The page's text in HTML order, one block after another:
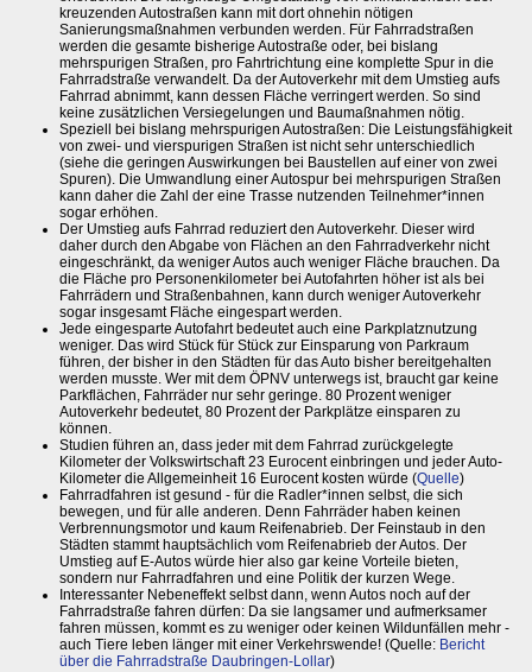
kreuzenden Autostraßen kann mit dort ohnehin nötigen
Sanierungsmaßnahmen verbunden werden. Für Fahrradstraßen
werden die gesamte bisherige Autostraße oder, bei bislang
mehrspurigen Straßen, pro Fahrtrichtung eine komplette Spur in die
Fahrradstraße verwandelt. Da der Autoverkehr mit dem Umstieg aufs
Fahrrad abnimmt, kann dessen Fläche verringert werden. So sind
keine zusätzlichen Versiegelungen und Baumaßnahmen nötig.
Speziell bei bislang mehrspurigen Autostraßen: Die Leistungsfähigkeit
von zwei- und vierspurigen Straßen ist nicht sehr unterschiedlich
(siehe die geringen Auswirkungen bei Baustellen auf einer von zwei
Spuren). Die Umwandlung einer Autospur bei mehrspurigen Straßen
kann daher die Zahl der eine Trasse nutzenden Teilnehmer*innen
sogar erhöhen.
Der Umstieg aufs Fahrrad reduziert den Autoverkehr. Dieser wird
daher durch den Abgabe von Flächen an den Fahrradverkehr nicht
eingeschränkt, da weniger Autos auch weniger Fläche brauchen. Da
die Fläche pro Personenkilometer bei Autofahrten höher ist als bei
Fahrrädern und Straßenbahnen, kann durch weniger Autoverkehr
sogar insgesamt Fläche eingespart werden.
Jede eingesparte Autofahrt bedeutet auch eine Parkplatznutzung
weniger. Das wird Stück für Stück zur Einsparung von Parkraum
führen, der bisher in den Städten für das Auto bisher bereitgehalten
werden musste. Wer mit dem ÖPNV unterwegs ist, braucht gar keine
Parkflächen, Fahrräder nur sehr geringe. 80 Prozent weniger
Autoverkehr bedeutet, 80 Prozent der Parkplätze einsparen zu
können.
Studien führen an, dass jeder mit dem Fahrrad zurückgelegte
Kilometer der Volkswirtschaft 23 Eurocent einbringen und jeder Auto-
Kilometer die Allgemeinheit 16 Eurocent kosten würde (Quelle)
Fahrradfahren ist gesund - für die Radler*innen selbst, die sich
bewegen, und für alle anderen. Denn Fahrräder haben keinen
Verbrennungsmotor und kaum Reifenabrieb. Der Feinstaub in den
Städten stammt hauptsächlich vom Reifenabrieb der Autos. Der
Umstieg auf E-Autos würde hier also gar keine Vorteile bieten,
sondern nur Fahrradfahren und eine Politik der kurzen Wege.
Interessanter Nebeneffekt selbst dann, wenn Autos noch auf der
Fahrradstraße fahren dürfen: Da sie langsamer und aufmerksamer
fahren müssen, kommt es zu weniger oder keinen Wildunfällen mehr -
auch Tiere leben länger mit einer Verkehrswende! (Quelle: Bericht
über die Fahrradstraße Daubringen-Lollar)